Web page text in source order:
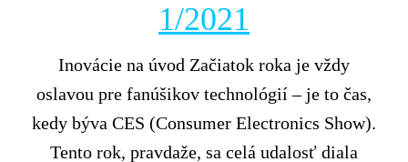
1/2021
Inovácie na úvod Začiatok roka je vždy
oslavou pre fanúšikov technológií – je to čas,
kedy býva CES (Consumer Electronics Show).
Tento rok, pravdaže, sa celá udalosť diala